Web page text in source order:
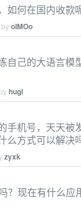
如何在国内收款
oIMOo
自己的大语言模
hugi
手机号，天天被
么方式可以解决
zyxk
？现在有什么应